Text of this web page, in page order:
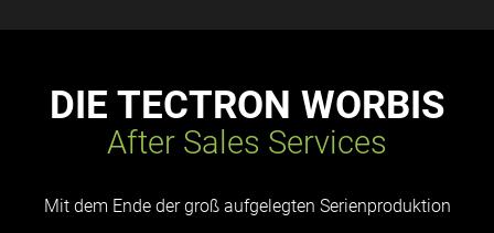
DIE TECTRON WORBIS
After Sales Services
Mit dem Ende der groß aufgelegten Serienproduktion